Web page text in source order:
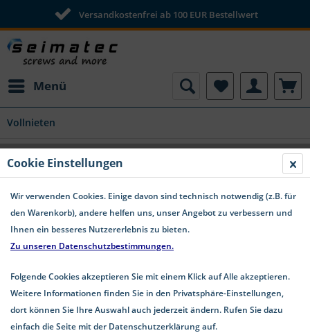
Versandkostenfrei ab 100 EUR Bestellwert
Menü
Vollnieten
Senkkopfnieten DIN 661 Messing
Cookie Einstellungen
Wir verwenden Cookies. Einige davon sind technisch notwendig (z.B. für
den Warenkorb), andere helfen uns, unser Angebot zu verbessern und
Ihnen ein besseres Nutzererlebnis zu bieten.
Zu unseren Datenschutzbestimmungen.
Folgende Cookies akzeptieren Sie mit einem Klick auf Alle akzeptieren.
Weitere Informationen finden Sie in den Privatsphäre-Einstellungen,
dort können Sie Ihre Auswahl auch jederzeit ändern. Rufen Sie dazu
einfach die Seite mit der Datenschutzerklärung auf.